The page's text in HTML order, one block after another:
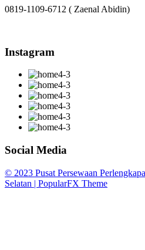
0819-1109-6712 ( Zaenal Abidin)
Instagram
Social Media
© 2023 Pusat Persewaan
Selatan | PopularFX Theme